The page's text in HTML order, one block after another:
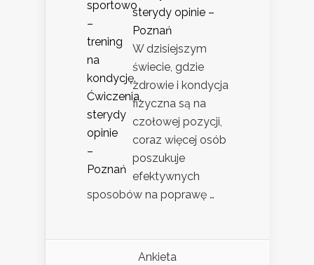
sterydy opinie –
Poznań
W dzisiejszym
świecie, gdzie
zdrowie i kondycja
fizyczna są na
czołowej pozycji,
coraz więcej osób
poszukuje
efektywnych
sposobów na poprawę …
Ankieta